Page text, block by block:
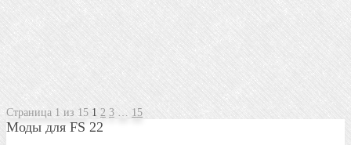
Страница 1 из 15 1 2 3 … 15
Моды для FS 22